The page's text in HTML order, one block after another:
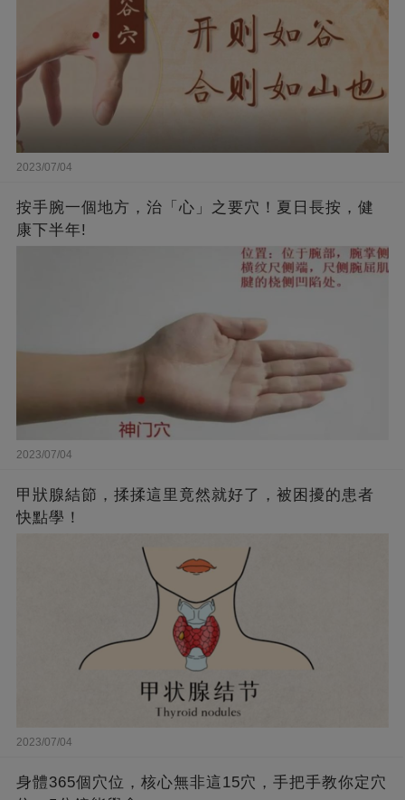
2023/07/04
按手腕一個地方，治「心」之要穴！夏日長按，健
康下半年!
2023/07/04
甲狀腺結節，揉揉這里竟然就好了，被困擾的患者
快點學！
2023/07/04
身體365個穴位，核心無非這15穴，手把手教你定穴